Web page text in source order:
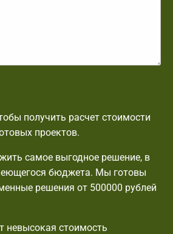
получить расчет стоимости
проектов.
самое выгодное решение, в
бюджета. Мы готовы
решения от 500000 рублей
невысокая стоимость